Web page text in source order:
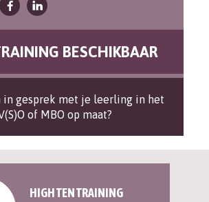
BESCHIKBAAR
in gesprek met je leerling in het
of MBO op maat?
HIGH TEN TRAINING